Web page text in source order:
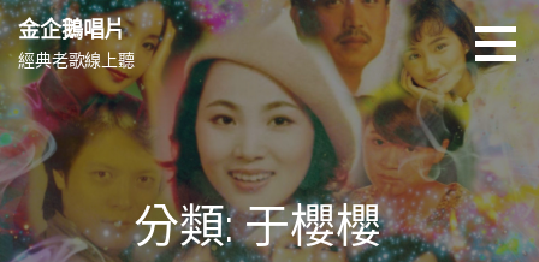
跳
至
主
要
內
容
金企鵝唱片
經典老歌線上聽
分類: 于櫻櫻